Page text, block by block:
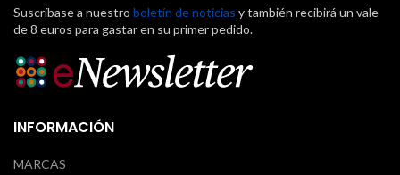
Suscríbase a nuestro boletín de noticias y también recibirá un vale
de 8 euros para gastar en su primer pedido.
INFORMACIÓN
MARCAS